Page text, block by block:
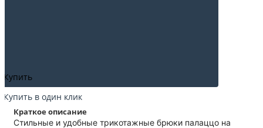
Купить
Купить в один клик
Краткое описание
Стильные и удобные трикотажные брюки палаццо на